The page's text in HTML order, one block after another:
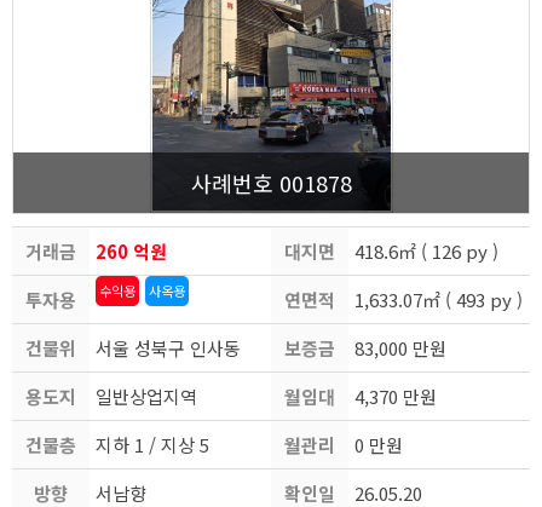
사례번호 001878
거래금
액
260 억원
투자용
도
수익용 사옥용
건물위
치
서울 성북구 인사동
용도지
역
일반상업지역
건물층
수
지하 1 / 지상 5
방향
서남향
대지면
적
418.6㎡ ( 126 py )
연면적
1,633.07㎡ ( 493 py )
보증금
83,000 만원
월임대
료
4,370 만원
월관리
비
0 만원
확인일
26.05.20